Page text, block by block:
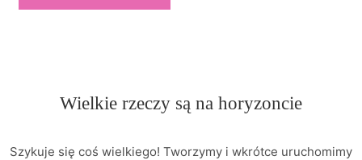
Wielkie rzeczy są na horyzoncie
Szykuje się coś wielkiego! Tworzymy i wkrótce uruchomimy